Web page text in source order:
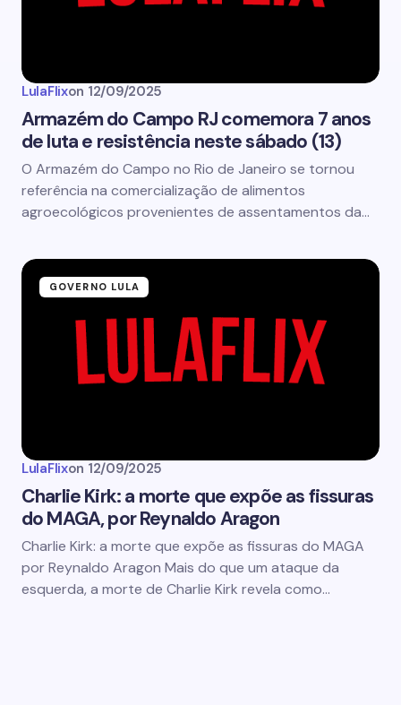
LulaFlixon 12/09/2025
Armazém do Campo RJ comemora 7 anos
de luta e resistência neste sábado (13)
O Armazém do Campo no Rio de Janeiro se tornou
referência na comercialização de alimentos
agroecológicos provenientes de assentamentos da…
GOVERNO LULA
LulaFlixon 12/09/2025
Charlie Kirk: a morte que expõe as fissuras
do MAGA, por Reynaldo Aragon
Charlie Kirk: a morte que expõe as fissuras do MAGA
por Reynaldo Aragon Mais do que um ataque da
esquerda, a morte de Charlie Kirk revela como…